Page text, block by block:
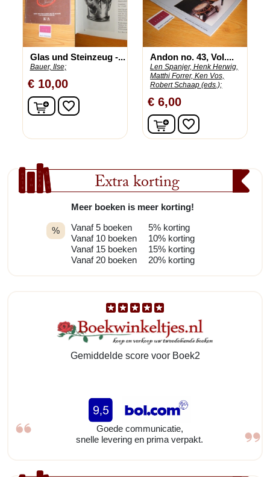
Extra korting
%
Meer boeken is meer korting!
Vanaf 5 boeken
Vanaf 10 boeken
Vanaf 15 boeken
Vanaf 20 boeken
5% korting
10% korting
15% korting
20% korting
Gemiddelde score voor Boek2
Goede communicatie,
snelle levering en prima verpakt.
Glas und Steinzeug -...
Bauer, Ilse;
€ 10,00
In winkelwagen
favorite_border
Andon no. 43, Vol....
Len Spanjer, Henk Herwig,
Matthi Forrer, Ken Vos,
Robert Schaap (eds.);
€ 6,00
In winkelwagen
favorite_border